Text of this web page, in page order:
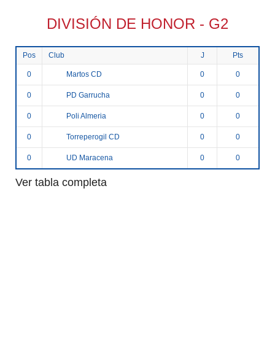
DIVISIÓN DE HONOR - G2
Pos Club J Pts
0 Martos CD 0 0
0 PD Garrucha 0 0
0 Poli Almeria 0 0
0 Torreperogil CD 0 0
0 UD Maracena 0 0
Ver tabla completa